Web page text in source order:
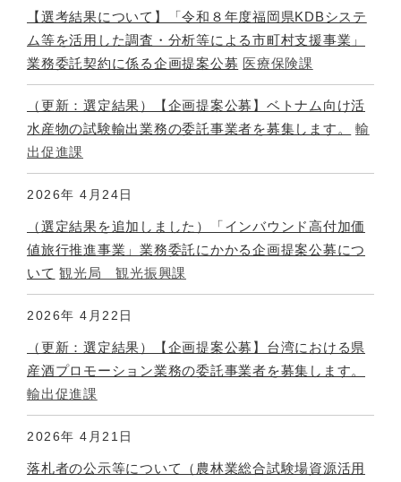
【選考結果について】「令和８年度福岡県KDBシステ
ム等を活用した調査・分析等による市町村支援事業」
業務委託契約に係る企画提案公募 医療保険課
（更新：選定結果）【企画提案公募】ベトナム向け活
水産物の試験輸出業務の委託事業者を募集します。
輸
出促進課
2026年 4月24日
（選定結果を追加しました）「インバウンド高付加価
値旅行推進事業」業務委託にかかる企画提案公募につ
いて 観光局 観光振興課
2026年 4月22日
（更新：選定結果）【企画提案公募】台湾における県
産酒プロモーション業務の委託事業者を募集します。
輸出促進課
2026年 4月21日
落札者の公示等について（農林業総合試験場資源活用